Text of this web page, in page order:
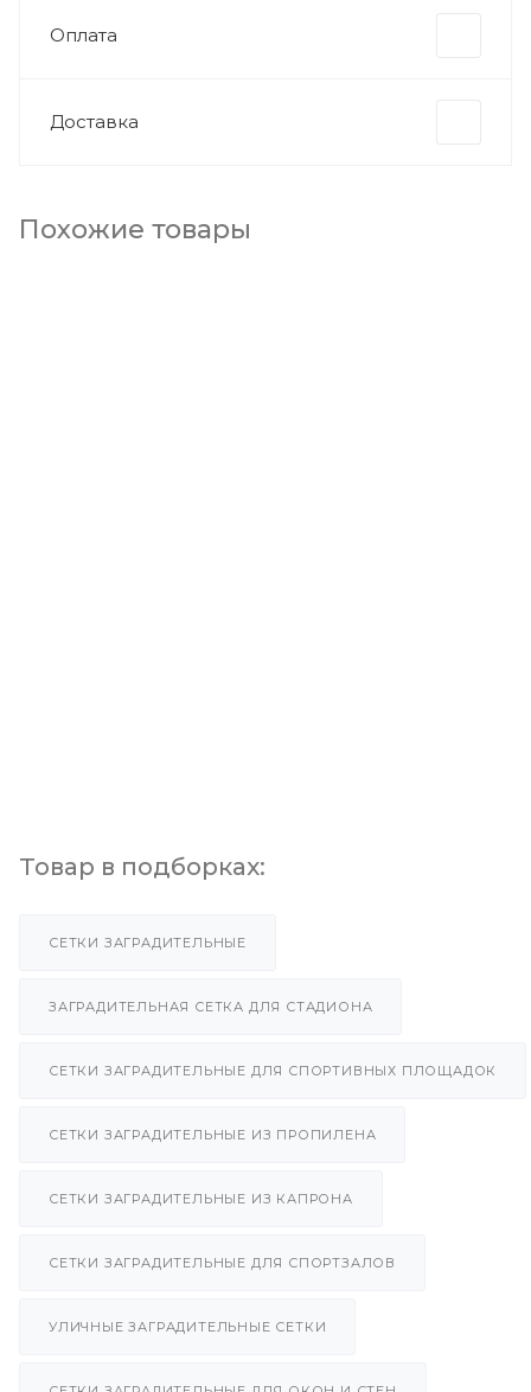
Оплата
Доставка
Похожие товары
Товар в подборках:
СЕТКИ ЗАГРАДИТЕЛЬНЫЕ
ЗАГРАДИТЕЛЬНАЯ СЕТКА ДЛЯ СТАДИОНА
СЕТКИ ЗАГРАДИТЕЛЬНЫЕ ДЛЯ СПОРТИВНЫХ ПЛОЩАДОК
СЕТКИ ЗАГРАДИТЕЛЬНЫЕ ИЗ ПРОПИЛЕНА
СЕТКИ ЗАГРАДИТЕЛЬНЫЕ ИЗ КАПРОНА
СЕТКИ ЗАГРАДИТЕЛЬНЫЕ ДЛЯ СПОРТЗАЛОВ
УЛИЧНЫЕ ЗАГРАДИТЕЛЬНЫЕ СЕТКИ